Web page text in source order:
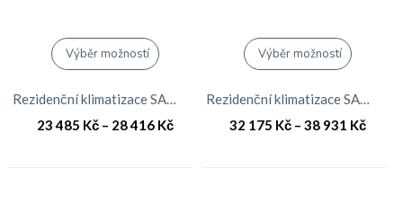
Výběr možností
Rezidenční klimatizace SAMSUNG RAC AR09KSWSBWKNZE Split SET 2,6kW AR5000
23 485 Kč– 28 416 Kč
Výběr možností
Rezidenční klimatizace SAMSUNG RAC AR12JSPFBWKNEU Split SET 3,5W AR9000
32 175 Kč –38 931 Kč